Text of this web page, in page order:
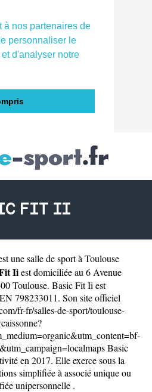
à nos partenaires de
personnaliser le
d'analyser notre
FIT II
unesalle de sport à Toulouse
Iiest domiciliée au 6 Avenue
Toulouse. Basic Fit Ii est
798233011. Son site officiel
fr-fr/salles-de-sport/toulouse-
Basic
en 2017. Elle exerce sous la
simplifiée à associé unique ou
unipersonnelle .